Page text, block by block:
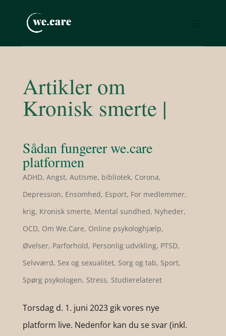
Artikler om
Kronisk smerte |
Sådan fungerer we.care
platformen
ADHD, Angst, Autisme, bibliotek, Corona,
Depression, Ensomhed, Esport, For medlemmer,
krig, Kronisk smerte, Mental sundhed, Nyheder,
OCD, Om We.Care, Online psykologhjælp,
Øvelser, Parforhold, Personlig udvikling, PTSD,
Selvværd, Sex og sexualitet, Sorg og tab, Sport,
Spørg psykologen, Stress, Studierelateret
Torsdag d. 1. juni 2023 gik vores nye
platform live. Nedenfor kan du se svar (inkl.